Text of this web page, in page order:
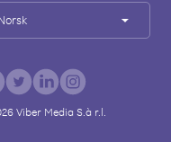
Viber Media S.à r.l.